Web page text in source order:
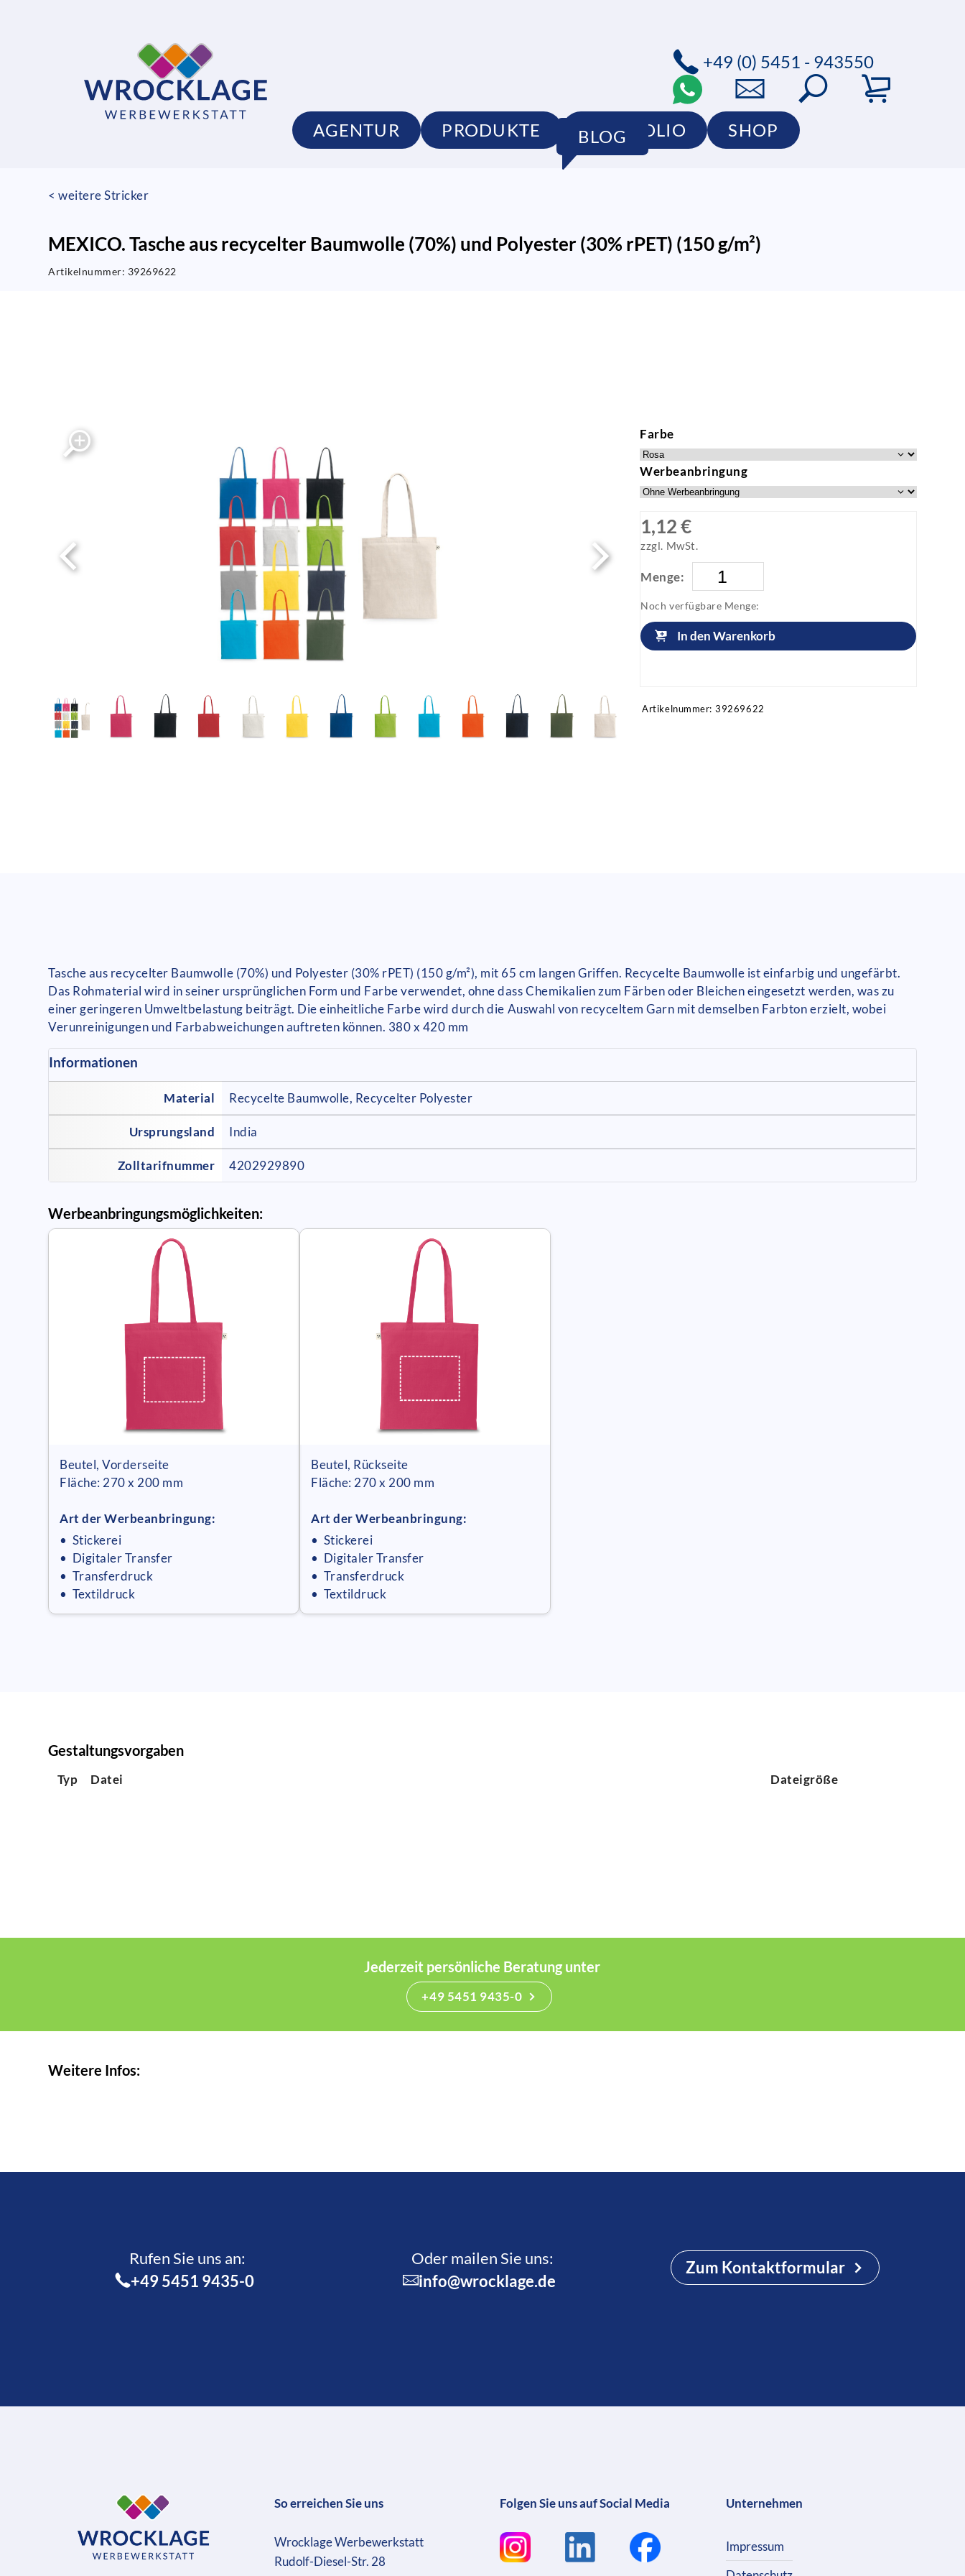
AGENTUR PRODUKTE PORTFOLIO SHOP
BLOG
+49 (0) 5451 - 943550
< weitere Stricker
MEXICO. Tasche aus recycelter Baumwolle (70%) und Polyester (30% rPET) (150 g/m²)
Artikelnummer: 39269622
Farbe
Werbeanbringung
1,12 €
zzgl. MwSt.
Menge:
Noch verfügbare Menge:
In den Warenkorb
Artikelnummer: 39269622
Tasche aus recycelter Baumwolle (70%) und Polyester (30% rPET) (150 g/m²), mit 65 cm langen Griffen. Recycelte Baumwolle ist einfarbig und ungefärbt.
Das Rohmaterial wird in seiner ursprünglichen Form und Farbe verwendet, ohne dass Chemikalien zum Färben oder Bleichen eingesetzt werden, was zu
einer geringeren Umweltbelastung beiträgt. Die einheitliche Farbe wird durch die Auswahl von recyceltem Garn mit demselben Farbton erzielt, wobei
Verunreinigungen und Farbabweichungen auftreten können. 380 x 420 mm
Informationen
Material Recycelte Baumwolle, Recycelter Polyester
Ursprungsland India
Zolltarifnummer 4202929890
Werbeanbringungsmöglichkeiten:
Beutel, Vorderseite
Fläche: 270 x 200 mm
Art der Werbeanbringung:
• Stickerei
• Digitaler Transfer
• Transferdruck
• Textildruck
Beutel, Rückseite
Fläche: 270 x 200 mm
Art der Werbeanbringung:
• Stickerei
• Digitaler Transfer
• Transferdruck
• Textildruck
Gestaltungsvorgaben
Typ Datei Dateigröße
Jederzeit persönliche Beratung unter
+49 5451 9435-0
Weitere Infos:
Rufen Sie uns an:­
+49 5451 9435-0
Oder mailen Sie uns:
info@wrocklage.de
Zum Kontaktformular
So erreichen Sie uns
Wrocklage Werbewerkstatt
Rudolf-Diesel-Str. 28
Folgen Sie uns auf Social Media Unternehmen
Impressum